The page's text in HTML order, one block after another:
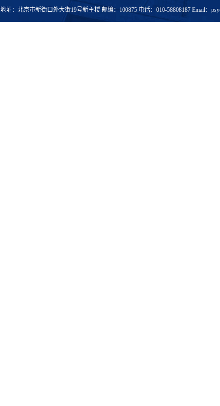
地址：北京市新街口外大街19号新主楼 邮编：100875 电话：010-58808187 Email：